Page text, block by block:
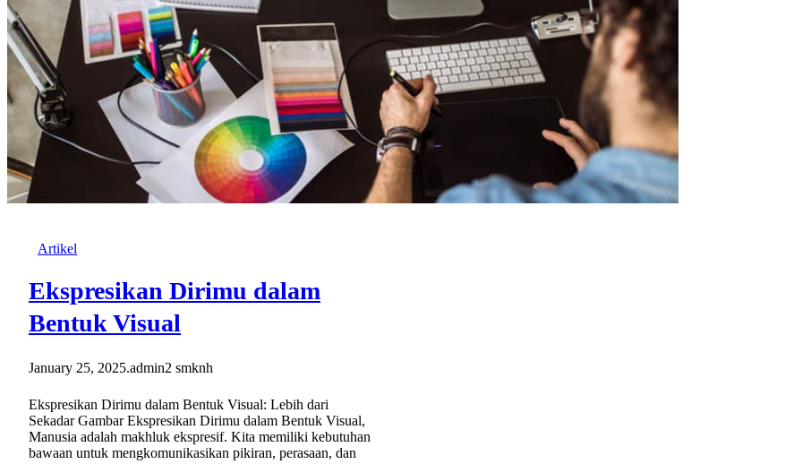
Artikel
Ekspresikan Dirimu dalam
Bentuk Visual
January 25, 2025.admin2 smknh
Ekspresikan Dirimu dalam Bentuk Visual: Lebih dari
Sekadar Gambar Ekspresikan Dirimu dalam Bentuk Visual,
Manusia adalah makhluk ekspresif. Kita memiliki kebutuhan
bawaan untuk mengkomunikasikan pikiran, perasaan, dan